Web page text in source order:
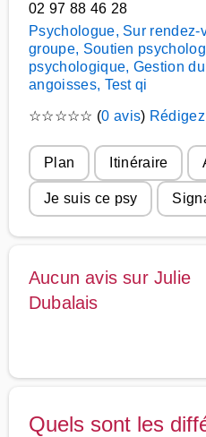
02 97 88 46 28
Psychologue, Sur
groupe, Soutien
psychologique, Gestion
angoisses, Test qi
☆☆☆☆☆ (0 avis)
Plan Itinéraire
Je suis ce psy
Aucun avis sur Julie
Dubalais
Quels sont les